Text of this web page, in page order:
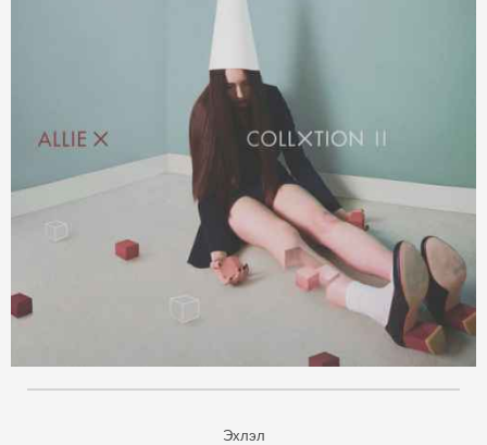
Эхлэл